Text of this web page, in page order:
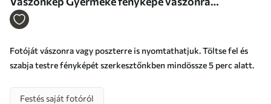
nyomtatva Nr s47178
Fotóját vászonra vagy poszterre is nyomtathatjuk. Töltse fel és
szabja testre fényképét szerkesztőnkben mindössze 5 perc alatt.
Festés saját fotóról